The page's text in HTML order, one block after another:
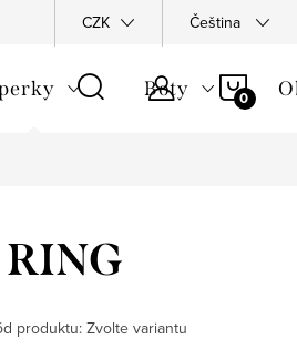
ochrany osobních údajů
CZK Čeština
Boty
produktu: Zvolte variantu